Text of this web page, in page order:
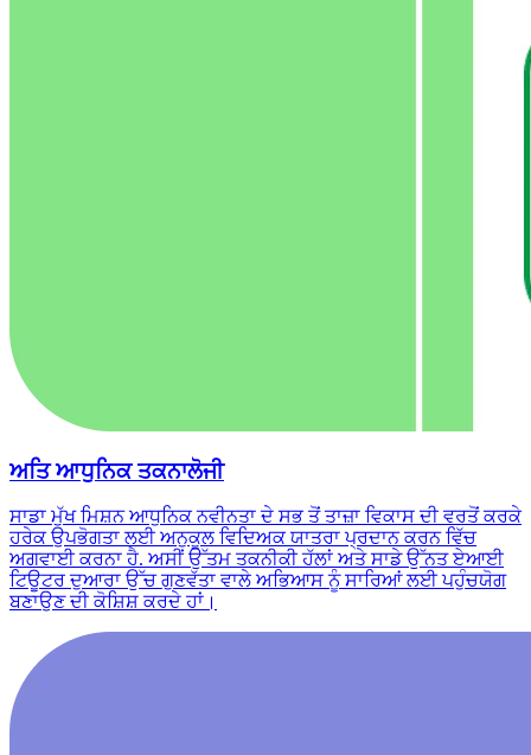
ਅਤਿ ਆਧੁਨਿਕ ਤਕਨਾਲੋਜੀ
ਸਾਡਾ ਮੁੱਖ ਮਿਸ਼ਨ ਆਧੁਨਿਕ ਨਵੀਨਤਾ ਦੇ ਸਭ ਤੋਂ ਤਾਜ਼ਾ ਵਿਕਾਸ ਦੀ ਵਰਤੋਂ ਕਰਕੇ
ਹਰੇਕ ਉਪਭੋਗਤਾ ਲਈ ਅਨੁਕੂਲ ਵਿਦਿਅਕ ਯਾਤਰਾ ਪ੍ਰਦਾਨ ਕਰਨ ਵਿੱਚ
ਅਗਵਾਈ ਕਰਨਾ ਹੈ. ਅਸੀਂ ਉੱਤਮ ਤਕਨੀਕੀ ਹੱਲਾਂ ਅਤੇ ਸਾਡੇ ਉੱਨਤ ਏਆਈ
ਟਿਊਟਰ ਦੁਆਰਾ ਉੱਚ ਗੁਣਵੱਤਾ ਵਾਲੇ ਅਭਿਆਸ ਨੂੰ ਸਾਰਿਆਂ ਲਈ ਪਹੁੰਚਯੋਗ
ਬਣਾਉਣ ਦੀ ਕੋਸ਼ਿਸ਼ ਕਰਦੇ ਹਾਂ।